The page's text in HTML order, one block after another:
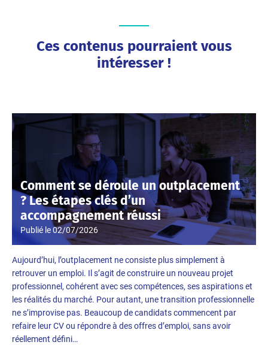
Ces contenus pourraient vous
intéresser !
Comment se déroule un outplacement
? Les étapes clés d’un
accompagnement réussi
Publié le02/07/2026
Aujourd’hui, l’outplacement ne consiste plus simplement à
retrouver un emploi. Il s’agit de construire un nouveau projet
professionnel, cohérent avec ses compétences, ses aspirations et
les réalités du marché. Pour autant, une transition professionnelle
ne s’improvise pas. Beaucoup de candidats commencent par
refaire leur CV ou répondre à des offres d’emploi, sans avoir
réellement défini…